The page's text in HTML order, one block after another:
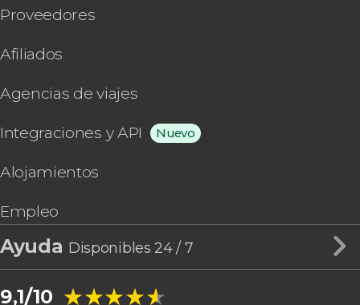
Proveedores
Afiliados
Agencias de viajes
Integraciones y API Nuevo
Alojamientos
Empleo
Ayuda Disponibles 24 / 7
9,1/10 ★★★★★
★★★★★